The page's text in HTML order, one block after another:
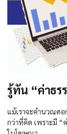
รู้ทัน “ค่าธร
แม้เราจะคำนวณดอ
กว่าที่คิด เพราะมี “